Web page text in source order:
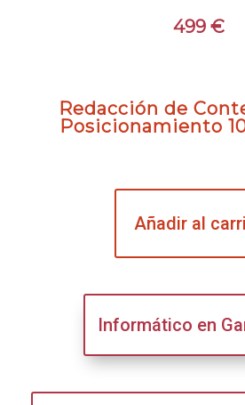
499 €
Redacción de
Posicionamiento
Añadir al
Informático en